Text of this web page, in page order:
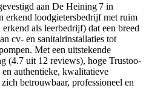
aan De Heining 7 in
erkend loodgietersbedrijf met ruim
als leerbedrijf) dat een breed
cv- en sanitairinstallaties tot
Met een uitstekende
(4.7 uit 12 reviews), hoge Trustoo-
authentieke, kwalitatieve
betrouwbaar, professioneel en